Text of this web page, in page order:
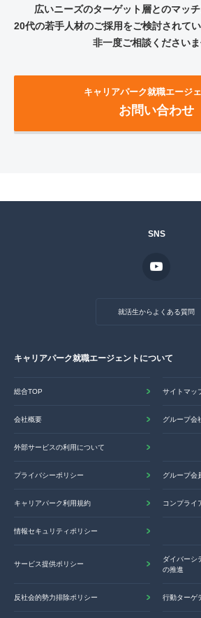
広いニーズのターゲット層とのマッチ
20代の若手人材のご採用をご検討されて
非一度ご相談くださいま
キャリアパーク就職エージ
お問い合わせ
SNS
就活生からよくある質問
キャリアパーク就職エージェントについて
総合TOP サイトマッ
会社概要 グループ会
外部サービスの利用について
プライバシーポリシー グループ会
キャリアパーク利用規約 コンプライ
情報セキュリティポリシー
サービス提供ポリシー
ダイバーシ
の推進
反社会的勢力排除ポリシー 行動ターゲ